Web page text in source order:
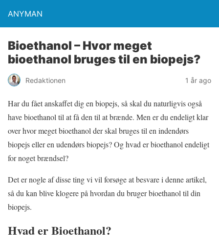
ANYMAN
Bioethanol – Hvor meget
bioethanol bruges til en biopejs?
Redaktionen 1 år ago
Har du fået anskaffet dig en biopejs, så skal du naturligvis også
have bioethanol til at få den til at brænde. Men er du endeligt klar
over hvor meget bioethanol der skal bruges til en indendørs
biopejs eller en udendørs biopejs? Og hvad er bioethanol endeligt
for noget brændsel?
Det er nogle af disse ting vi vil forsøge at besvare i denne artikel,
så du kan blive klogere på hvordan du bruger bioethanol til din
biopejs.
Hvad er Bioethanol?